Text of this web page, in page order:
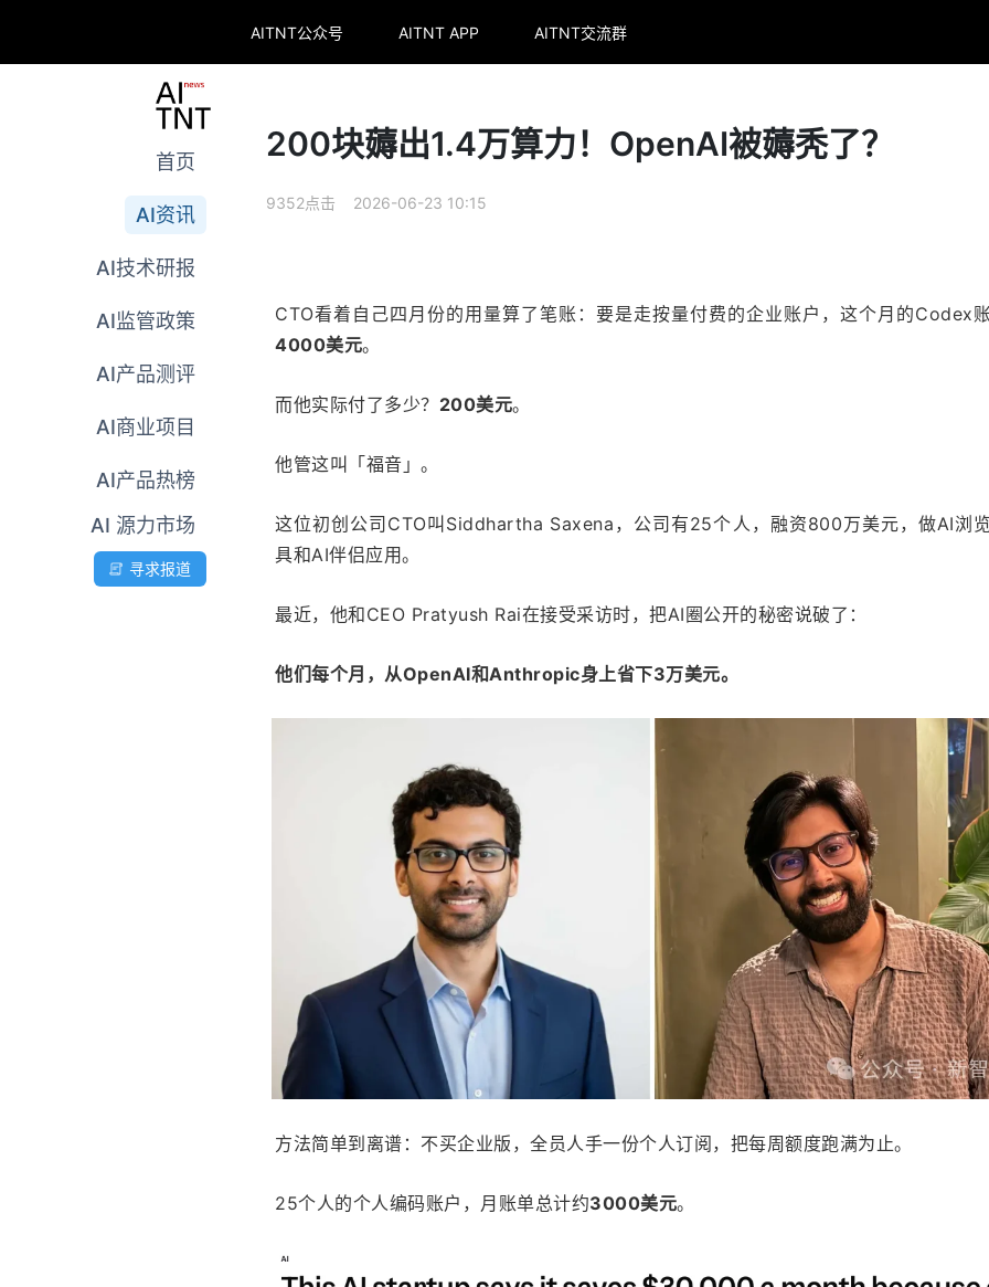
AITNT公众号 AITNT APP AITNT交流群
首页
AI资讯
AI技术研报
AI监管政策
AI产品测评
AI商业项目
AI产品热榜
AI 源力市场
寻求报道
200块薅出1.4万算力！OpenAI被薅秃了？
9352点击 2026-06-23 10:15
CTO看着自己四月份的用量算了笔账：要是走按量付费的企业账户，这个月的Codex
4000美元。
而他实际付了多少？ 200美元。
他管这叫「福音」。
这位初创公司CTO叫Siddhartha Saxena，公司有25个人，融资800万美元，做AI浏
具和AI伴侣应用。
最近，他和CEO Pratyush Rai在接受采访时，把AI圈公开的秘密说破了：
他们每个月，从OpenAI和Anthropic身上省下3万美元。
方法简单到离谱：不买企业版，全员人手一份个人订阅，把每周额度跑满为止。
25个人的个人编码账户，月账单总计约3000美元。